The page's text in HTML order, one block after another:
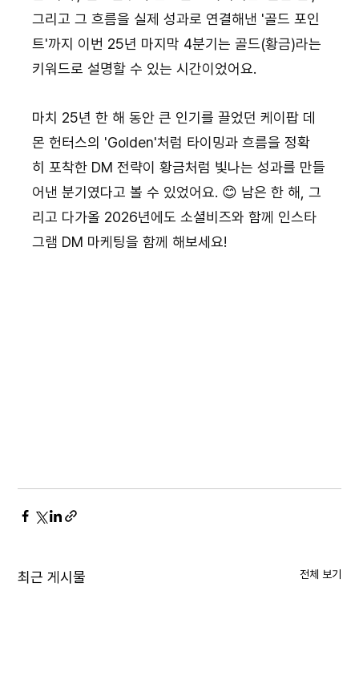
그리고 그 흐름을 실제 성과로 연결해낸 '골드 포인
트'까지 이번 25년 마지막 4분기는 골드(황금)라는
키워드로 설명할 수 있는 시간이었어요.
마치 25년 한 해 동안 큰 인기를 끌었던 케이팝 데
몬 헌터스의 'Golden'처럼 타이밍과 흐름을 정확
히 포착한 DM 전략이 황금처럼 빛나는 성과를 만들
어낸 분기였다고 볼 수 있었어요. 😊 남은 한 해, 그
리고 다가올 2026년에도 소셜비즈와 함께 인스타
그램 DM 마케팅을 함께 해보세요!
최근 게시물 전체 보기